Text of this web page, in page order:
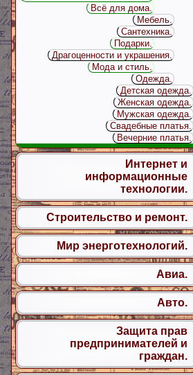
Всё для дома.
Мебель.
Сантехника.
Подарки.
Драгоценности и украшения.
Мода и стиль.
Одежда.
Детская одежда.
Женская одежда.
Мужская одежда.
Свадебные платья.
Вечерние платья.
Интернет и
информационные
технологии.
Строительство и ремонт.
Мир энерготехнологий.
Авиа.
Авто.
Защита прав
предпринимателей и
граждан.